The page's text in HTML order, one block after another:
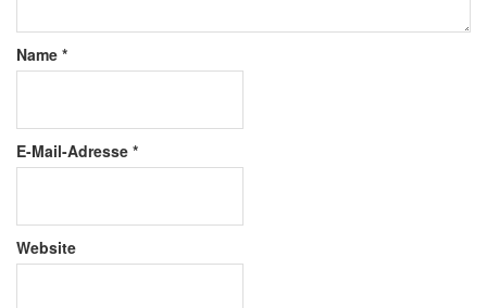
Name *
E-Mail-Adresse *
Website